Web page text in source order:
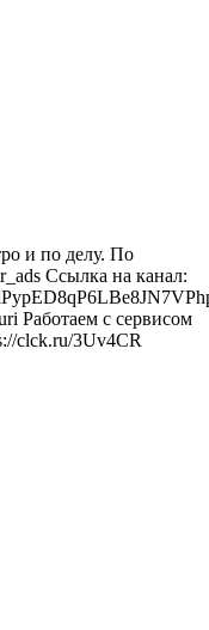
и по делу. По
Ссылка на канал:
Работаем с сервисом
clck.ru/3Uv4CR